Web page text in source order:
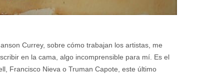
Currey, sobre cómo trabajan los artistas, me
en la cama, algo incomprensible para mí. Es el
Francisco Nieva o Truman Capote, este último